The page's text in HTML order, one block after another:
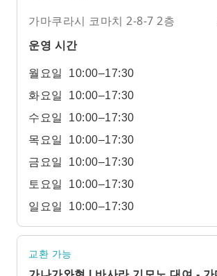
가마쿠라시 코마치 2-8-7 2층
운영 시간
월요일
10:00–17:30
화요일
10:00–17:30
수요일
10:00–17:30
목요일
10:00–17:30
금요일
10:00–17:30
토요일
10:00–17:30
일요일
10:00–17:30
교환 가능